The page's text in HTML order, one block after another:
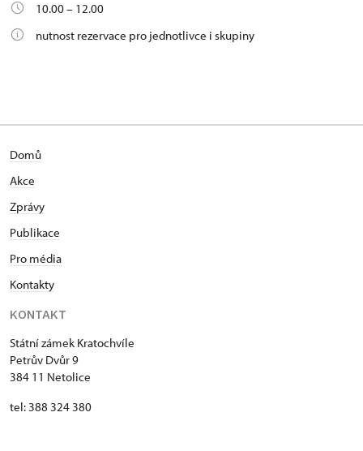
10.00 – 12.00
nutnost rezervace pro jednotlivce i skupiny
Domů
Akce
Zprávy
Publikace
Pro média
Kontakty
KONTAKT
Státní zámek Kratochvíle
Petrův Dvůr 9
384 11 Netolice
tel: 388 324 380